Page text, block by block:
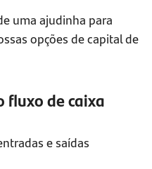
uma ajudinha para
opções de capital de
fluxo de caixa
e saídas